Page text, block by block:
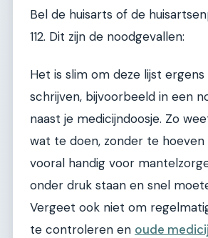
Bel de huisarts of de
112. Dit zijn de noodgevallen:
Het is slim om deze lijst
schrijven, bijvoorbeeld in een
naast je medicijndoosje. Zo
wat te doen, zonder te hoeven
vooral handig voor
onder druk staan en snel
Vergeet ook niet om
te controleren en oude